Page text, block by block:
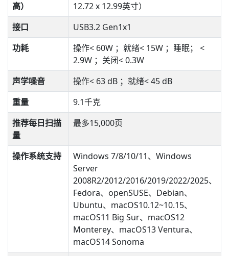
高）
12.72 x 12.99英寸）
接口
USB3.2 Gen1x1
功耗
操作< 60W ；就绪< 15W ；睡眠； <
2.9W ；关闭< 0.3W
声学噪音
操作< 63 dB ；就绪< 45 dB
重量
9.1千克
推荐每日扫描
量
最多15,000页
操作系统支持
Windows 7/8/10/11、Windows
Server
2008R2/2012/2016/2019/2022/2025、
Fedora、openSUSE、Debian、
Ubuntu、macOS10.12~10.15、
macOS11 Big Sur、macOS12
Monterey、macOS13 Ventura、
macOS14 Sonoma